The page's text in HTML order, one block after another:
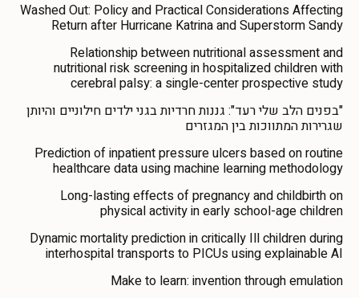
Washed Out: Policy and Practical Considerations Affecting
Return after Hurricane Katrina and Superstorm Sandy
Relationship between nutritional assessment and
nutritional risk screening in hospitalized children with
cerebral palsy: a single-center prospective study
"בפנים הלב שלי רעד": גננות חרדיות בגני ילדים חילוניים והיותן
שגרירות המתווכות בין המגזרים
Prediction of inpatient pressure ulcers based on routine
healthcare data using machine learning methodology
Long-lasting effects of pregnancy and childbirth on
physical activity in early school-age children
Dynamic mortality prediction in critically Ill children during
interhospital transports to PICUs using explainable AI
Make to learn: invention through emulation